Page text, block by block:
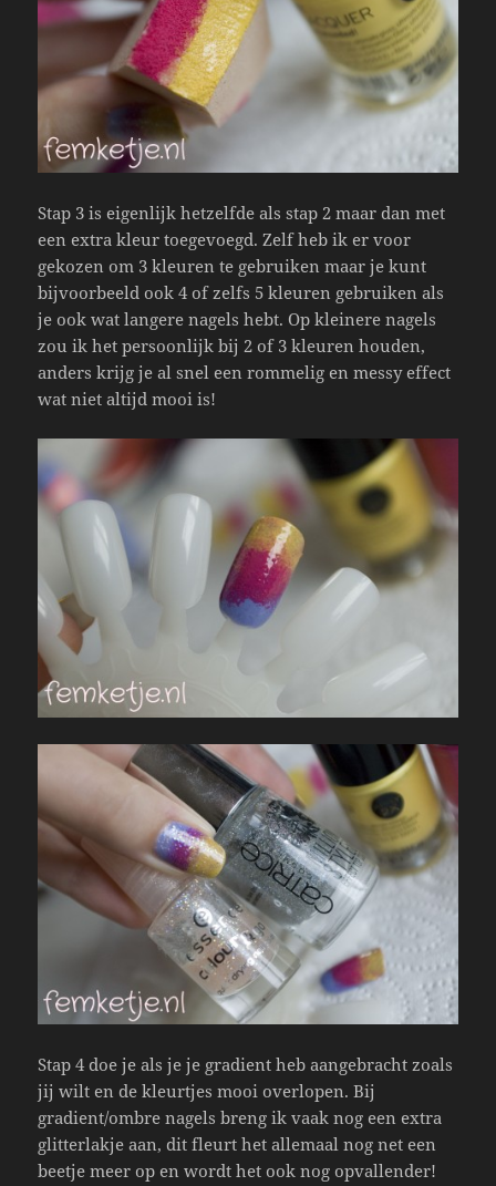
Stap 3 is eigenlijk hetzelfde als stap 2 maar dan met
een extra kleur toegevoegd. Zelf heb ik er voor
gekozen om 3 kleuren te gebruiken maar je kunt
bijvoorbeeld ook 4 of zelfs 5 kleuren gebruiken als
je ook wat langere nagels hebt. Op kleinere nagels
zou ik het persoonlijk bij 2 of 3 kleuren houden,
anders krijg je al snel een rommelig en messy effect
wat niet altijd mooi is!
Stap 4 doe je als je je gradient heb aangebracht zoals
jij wilt en de kleurtjes mooi overlopen. Bij
gradient/ombre nagels breng ik vaak nog een extra
glitterlakje aan, dit fleurt het allemaal nog net een
beetje meer op en wordt het ook nog opvallender!